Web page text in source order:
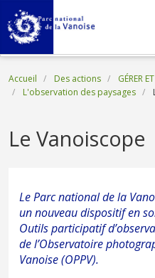
Aller au contenu principal
Fil d'Ariane
Accueil Des actions
GÉRER
L'observation des paysages
Le Vanoiscope
Le Parc national de la
un nouveau dispositif en
Outils participatif
de l’Observatoire
Vanoise (OPPV).